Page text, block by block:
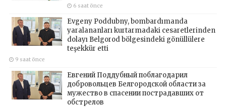
6 saat önce
Evgeny Poddubny, bombardımanda
yaralananları kurtarmadaki cesaretlerinden
dolayı Belgorod bölgesindeki gönüllülere
teşekkür etti
9 saat önce
Евгений Поддубный поблагодарил
добровольцев Белгородской области за
мужество в спасении пострадавших от
обстрелов